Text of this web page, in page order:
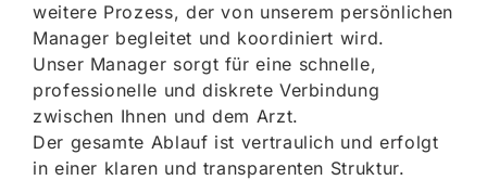
weitere Prozess, der von unserem persönlichen
Manager begleitet und koordiniert wird.
Unser Manager sorgt für eine schnelle,
professionelle und diskrete Verbindung
zwischen Ihnen und dem Arzt.
Der gesamte Ablauf ist vertraulich und erfolgt
in einer klaren und transparenten Struktur.